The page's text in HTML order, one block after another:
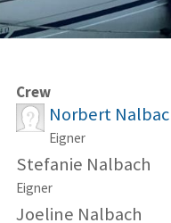
Crew
Norbert
Eigner
Stefanie Nalbach
Eigner
Joeline Nalbach